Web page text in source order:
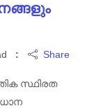
Share
സ്ഥിരത